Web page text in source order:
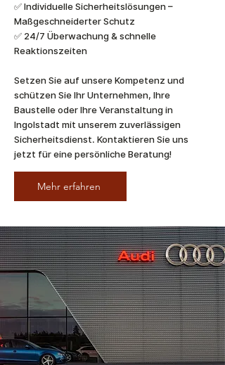
✅ Individuelle Sicherheitslösungen –
Maßgeschneiderter Schutz
✅ 24/7 Überwachung & schnelle
Reaktionszeiten
Setzen Sie auf unsere Kompetenz und
schützen Sie Ihr Unternehmen, Ihre
Baustelle oder Ihre Veranstaltung in
Ingolstadt mit unserem zuverlässigen
Sicherheitsdienst. Kontaktieren Sie uns
jetzt für eine persönliche Beratung!
Mehr erfahren